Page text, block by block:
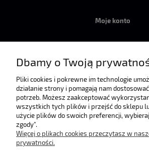
Moje konto
Informacje
O nas
Dbamy o Twoją
Pliki cookies i pokrewne im technologie
działanie strony i pomagają nam
potrzeb. Możesz zaakceptować
wszystkich tych plików i przejść do sklepu
użycie plików do swoich preferencji,
zgody".
Więcej o plikach cookies przeczytasz w
prywatności.